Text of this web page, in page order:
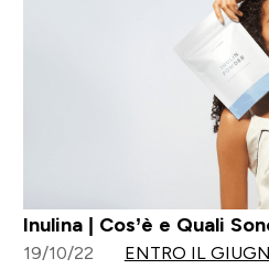
Inulina | Cos’è e Quali
19/10/22 ENTRO IL